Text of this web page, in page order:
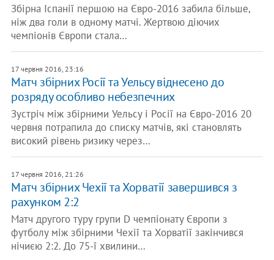
Збірна Іспанії першою на Євро-2016 забила більше,
ніж два голи в одному матчі. Жертвою діючих
чемпіонів Європи стала…
17 червня 2016, 23:16
Матч збірних Росії та Уельсу віднесено до
розряду особливо небезпечних
Зустріч між збірними Уельсу і Росії на Євро-2016 20
червня потрапила до списку матчів, які становлять
високий рівень ризику через…
17 червня 2016, 21:26
Матч збірних Чехії та Хорватії завершився з
рахунком 2:2
Матч другого туру групи D чемпіонату Європи з
футболу між збірними Чехії та Хорватії закінчився
нічиєю 2:2. До 75-ї хвилини…